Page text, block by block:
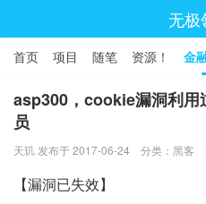
无极
首页 项目 随笔 资源！ 金
asp300，cookie漏洞利用
员
天玑 发布于 2017-06-24 分类： 黑客
【漏洞已失效】